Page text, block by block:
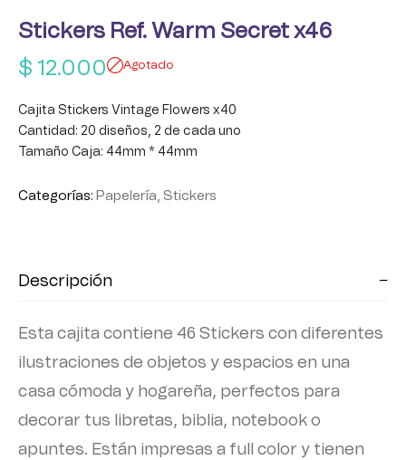
Stickers Ref. Warm Secret x46
$ 12.000 Agotado
Cajita Stickers Vintage Flowers x40
Cantidad: 20 diseños, 2 de cada uno
Tamaño Caja: 44mm * 44mm
Categorías: Papelería, Stickers
Descripción
Esta cajita contiene 46 Stickers con diferentes
ilustraciones de objetos y espacios en una
casa cómoda y hogareña, perfectos para
decorar tus libretas, biblia, notebook o
apuntes. Están impresas a full color y tienen